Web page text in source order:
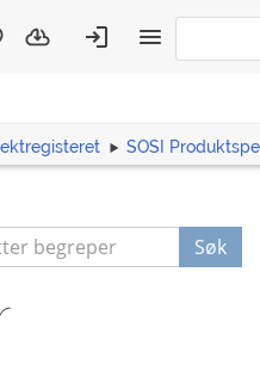
SOSI
Søk